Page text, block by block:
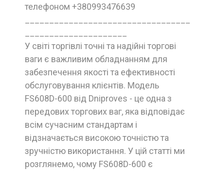
телефоном +380993476639
У світі торгівлі точні та надійні торгові
ваги є важливим обладнанням для
забезпечення якості та ефективності
обслуговування клієнтів. Модель
FS608D-600 від Dniproves - це одна з
передових торгових ваг, яка відповідає
всім сучасним стандартам і
відзначається високою точністю та
зручністю використання. У цій статті ми
розглянемо, чому FS608D-600 є